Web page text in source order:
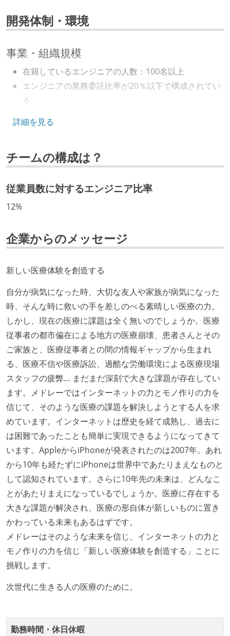
開発体制・環境
事業・組織規模
在籍しているエンジニアの人数：100名以上
エンジニアの業務委託比率が20％以下で構成されてい
る
キャリアパス
いる
社内で、バックエンドチームからSREチームへの異動
など、キャリア形成を目的とした職域を超えての積極
年収800万円以上のエンジニアに、マネジメントの役
技術カルチャー
CTO またはそれに準じる、技術やワークフローの標準
化を行う役割の人・部門が存在する
取締役（社内）または執行役員として、エンジニアリ
ング部門の人間が経営に参加している
エンジニアが自発的に外部のイベントやカンファレン
スに登壇している
Slack等で、最新技術の良し悪しをメンバーがよく会話
している
開発メンバーの裁量
設計・実装から運用までを同じ開発チームが担い、フ
ロントエンド、バックエンド、インフラといった役割
の境界を超えて、個人が必要な範囲にまで染み出して
いく姿勢が根付いている
ユーザーのニーズや課題を理解するために、開発チー
ムのメンバーが、ユーザーインタビューに参加してい
る
1年以内に、技術負債を解消するためのプロジェクト
や、古くなったツールのリプレイスプロジェクトがボ
トムアップで実施されたことがある
OS やエディタ、IDE といった個人の環境は、各自の責
参加している
詳細を見る
チームの構成は？
従業員数に対するエンジニア比率
12%
企業からのメッセージ
新しい医療体験を創造する
自分が病気になった時、大切な友人や家族が病気になった
時、そんな時に救いの手を差しのべる素晴しい医療の力。
しかし、現在の医療に課題は全く無いのでしょうか。医療
従事者の都市偏在による地方の医療崩壊、患者さんとその
ご家族と、医療従事者との間の情報ギャップから生まれ
る、医療不信や医療訴訟、過酷な労働環境による医療現場
スタッフの疲弊… まだまだ深刻で大きな課題が存在してい
ます。メドレーではインターネットの力とモノ作りの力を
信じて、そのような医療の課題を解決しようとする人を求
めています。インターネットは歴史を経て成熟し、過去に
は困難であったことも簡単に実現できるようになってきて
います。AppleからiPhoneが発表されたのは2007年。あれ
から10年も経たずにiPhoneは世界中であたりまえなものと
して認知されています。さらに10年先の未来は、どんなこ
とがあたりまえになっているでしょうか。医療に存在する
大きな課題が解決され、医療の形自体が新しいものに置き
かわっている未来もあるはずです。
メドレーはそのような未来を信じ、インターネットの力と
モノ作りの力を信じ「新しい医療体験を創造する」ことに
挑戦します。
次世代に生きる人の医療のために。
勤務時間・休日休暇